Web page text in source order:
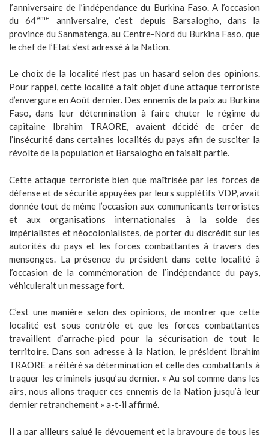
l’anniversaire de l’indépendance du Burkina Faso. A l’occasion
du 64ème
anniversaire, c’est depuis Barsalogho, dans la
province du Sanmatenga, au Centre-Nord du Burkina Faso, que
le chef de l’Etat s’est adressé à la Nation.
Le choix de la localité n’est pas un hasard selon des opinions.
Pour rappel, cette localité a fait objet d’une attaque terroriste
d’envergure en Août dernier. Des ennemis de la paix au Burkina
Faso, dans leur détermination à faire chuter le régime du
capitaine Ibrahim TRAORE, avaient décidé de créer de
l’insécurité dans certaines localités du pays afin de susciter la
révolte de la population et Barsalogho en faisait partie.
Cette attaque terroriste bien que maîtrisée par les forces de
défense et de sécurité appuyées par leurs supplétifs VDP, avait
donnée tout de même l’occasion aux communicants terroristes
et aux organisations internationales à la solde des
impérialistes et néocolonialistes, de porter du discrédit sur les
autorités du pays et les forces combattantes à travers des
mensonges. La présence du président dans cette localité à
l’occasion de la commémoration de l’indépendance du pays,
véhiculerait un message fort.
C’est une manière selon des opinions, de montrer que cette
localité est sous contrôle et que les forces combattantes
travaillent d’arrache-pied pour la sécurisation de tout le
territoire. Dans son adresse à la Nation, le président Ibrahim
TRAORE a réitéré sa détermination et celle des combattants à
traquer les criminels jusqu’au dernier. « Au sol comme dans les
airs, nous allons traquer ces ennemis de la Nation jusqu’à leur
dernier retranchement » a-t-il affirmé.
Il a par ailleurs salué le dévouement et la bravoure de tous les